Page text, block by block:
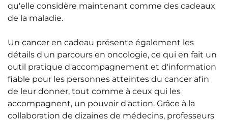
qu'elle considère maintenant comme des cadeaux
de la maladie.
Un cancer en cadeau présente également les
détails d'un parcours en oncologie, ce qui en fait un
outil pratique d'accompagnement et d'information
fiable pour les personnes atteintes du cancer afin
de leur donner, tout comme à ceux qui les
accompagnent, un pouvoir d'action. Grâce à la
collaboration de dizaines de médecins, professeurs